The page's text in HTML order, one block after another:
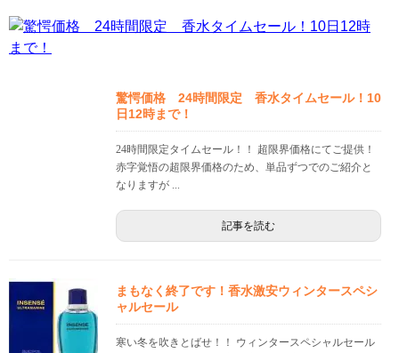
驚愕価格 24時間限定 香水タイムセール！10
日12時まで！
24時間限定タイムセール！！ 超限界価格にてご提供！
赤字覚悟の超限界価格のため、単品ずつでのご紹介と
なりますが ...
記事を読む
まもなく終了です！香水激安ウィンタースペシ
ャルセール
寒い冬を吹きとばせ！！ ウィンタースペシャルセール